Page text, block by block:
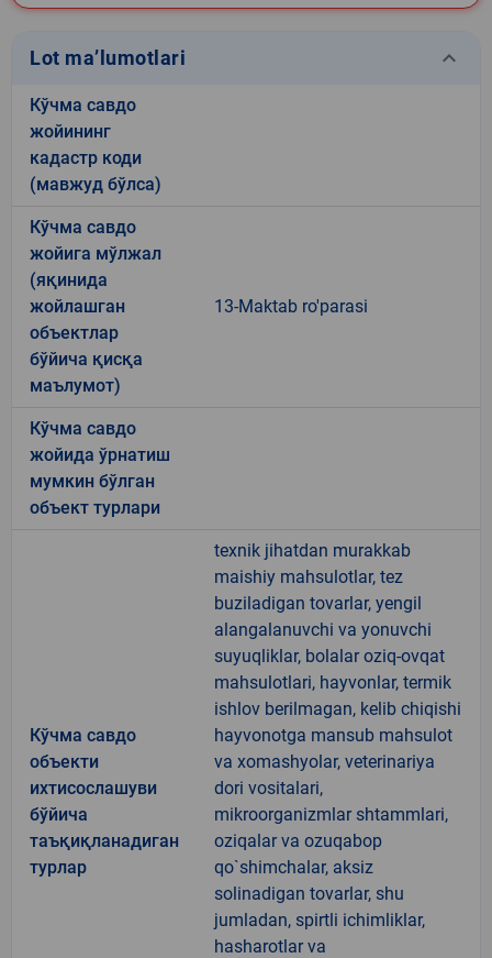
Lot ma’lumotlari keyboard_arrow_down
Кўчма савдо
жойининг
кадастр коди
(мавжуд бўлса)
Кўчма савдо
жойига мўлжал
(яқинида
жойлашган
объектлар
бўйича қисқа
маълумот)
13-Maktab ro'parasi
Кўчма савдо
жойида ўрнатиш
мумкин бўлган
объект турлари
Кўчма савдо
объекти
ихтисослашуви
бўйича
таъқиқланадиган
турлар
texnik jihatdan murakkab
maishiy mahsulotlar, tez
buziladigan tovarlar, yengil
alangalanuvchi va yonuvchi
suyuqliklar, bolalar oziq-ovqat
mahsulotlari, hayvonlar, termik
ishlov berilmagan, kelib chiqishi
hayvonotga mansub mahsulot
va xomashyolar, veterinariya
dori vositalari,
mikroorganizmlar shtammlari,
oziqalar va ozuqabop
qo`shimchalar, aksiz
solinadigan tovarlar, shu
jumladan, spirtli ichimliklar,
hasharotlar va